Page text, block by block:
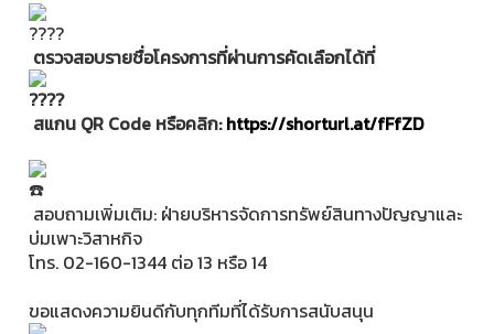
ตรวจสอบรายชื่อโครงการที่ผ่านการคัดเลือกได้ที่
สแกน QR Code หรือคลิก:https://shorturl.at/fFfZD
สอบถามเพิ่มเติม: ฝ่ายบริหารจัดการทรัพย์สินทางปัญญาและ
บ่มเพาะวิสาหกิจ
โทร. 02-160-1344 ต่อ 13 หรือ 14
ขอแสดงความยินดีกับทุกทีมที่ได้รับการสนับสนุน